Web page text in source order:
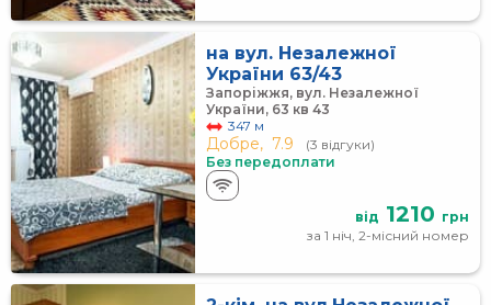
на вул. Незалежної
України 63/43
Запоріжжя, вул. Незалежної
України, 63 кв 43
347 м
Добре, 7.9
(3 відгуки)
Без передоплати
від 1210 грн
за 1 ніч, 2-місний номер